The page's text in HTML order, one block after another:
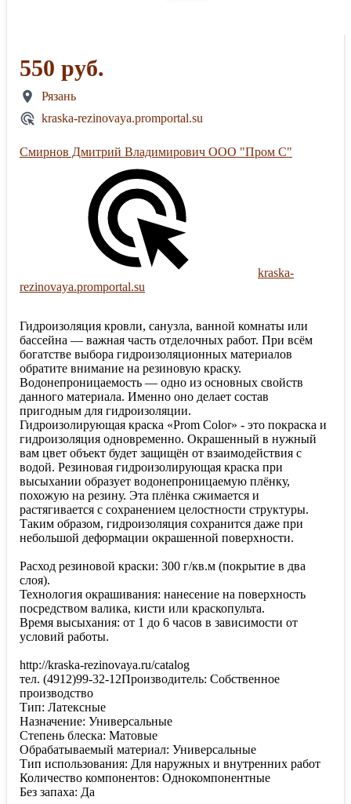
550 руб.
Рязань
kraska-rezinovaya.promportal.su
Смирнов Дмитрий Владимирович ООО "Пром С"
kraska-
rezinovaya.promportal.su
Гидроизоляция кровли, санузла, ванной комнаты или
бассейна — важная часть отделочных работ. При всём
богатстве выбора гидроизоляционных материалов
обратите внимание на резиновую краску.
Водонепроницаемость — одно из основных свойств
данного материала. Именно оно делает состав
пригодным для гидроизоляции.
Гидроизолирующая краска «Prom Color» - это покраска и
гидроизоляция одновременно. Окрашенный в нужный
вам цвет объект будет защищён от взаимодействия с
водой. Резиновая гидроизолирующая краска при
высыхании образует водонепроницаемую плёнку,
похожую на резину. Эта плёнка сжимается и
растягивается с сохранением целостности структуры.
Таким образом, гидроизоляция сохранится даже при
небольшой деформации окрашенной поверхности.
Расход резиновой краски: 300 г/кв.м (покрытие в два
слоя).
Технология окрашивания: нанесение на поверхность
посредством валика, кисти или краскопульта.
Время высыхания: от 1 до 6 часов в зависимости от
условий работы.
http://kraska-rezinovaya.ru/catalog
тел. (4912)99-32-12Производитель: Собственное
производство
Тип: Латексные
Назначение: Универсальные
Степень блеска: Матовые
Обрабатываемый материал: Универсальные
Тип использования: Для наружных и внутренних работ
Количество компонентов: Однокомпонентные
Без запаха: Да